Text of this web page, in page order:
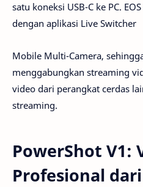
satu koneksi USB-C ke PC.
dengan aplikasi Live Switcher
Mobile Multi-Camera,
menggabungkan streaming
video dari perangkat cerdas
streaming.
PowerShot V1:
Profesional